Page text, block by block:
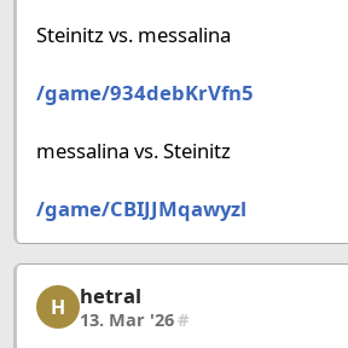
Steinitz vs. messalina
/game/934debKrVfn5
messalina vs. Steinitz
/game/CBIJJMqawyzl
hetral, 10/27, 13. Mar '26
H hetral
13. Mar '26#